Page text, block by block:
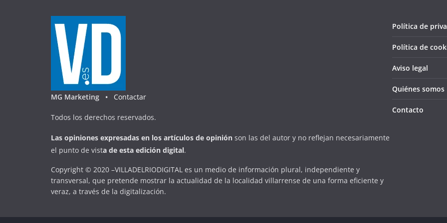
MG Marketing • Contactar
Todos los derechos reservados.
Las opiniones expresadas en los artículos de opinión son las del autor y no reflejan necesariamente
el punto de vista de esta edición digital.
Copyright © 2020 –VILLADELRIODIGITAL es un medio de información plural, independiente y
transversal, que pretende mostrar la actualidad de la localidad villarrense de una forma eficiente y
veraz, a través de la digitalización.
Política de
Política de
Aviso legal
Quiénes somos
Contacto